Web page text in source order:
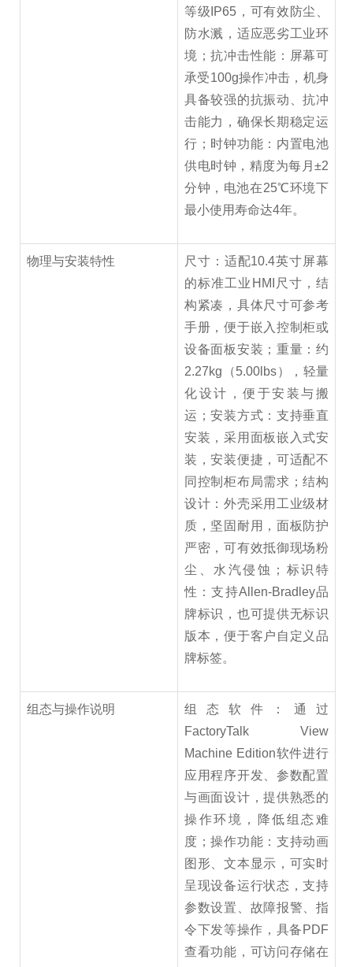
等级IP65，可有效防尘、
防水溅，适应恶劣工业环
境；抗冲击性能：屏幕可
承受100g操作冲击，机身
具备较强的抗振动、抗冲
击能力，确保长期稳定运
行；时钟功能：内置电池
供电时钟，精度为每月±2
分钟，电池在25℃环境下
最小使用寿命达4年。
物理与安装特性
尺寸：适配10.4英寸屏幕
的标准工业HMI尺寸，结
构紧凑，具体尺寸可参考
手册，便于嵌入控制柜或
设备面板安装；重量：约
2.27kg（5.00lbs），轻量
化设计，便于安装与搬
运；安装方式：支持垂直
安装，采用面板嵌入式安
装，安装便捷，可适配不
同控制柜布局需求；结构
设计：外壳采用工业级材
质，坚固耐用，面板防护
严密，可有效抵御现场粉
尘、水汽侵蚀；标识特
性：支持Allen-Bradley品
牌标识，也可提供无标识
版本，便于客户自定义品
牌标签。
组态与操作说明
组态软件：通过
FactoryTalk View
Machine Edition软件进行
应用程序开发、参数配置
与画面设计，提供熟悉的
操作环境，降低组态难
度；操作功能：支持动画
图形、文本显示，可实时
呈现设备运行状态，支持
参数设置、故障报警、指
令下发等操作，具备PDF
查看功能，可访问存储在